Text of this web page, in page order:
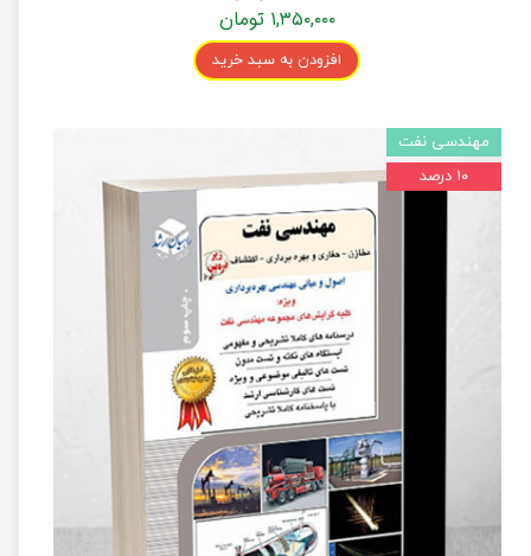
۱,۳۵۰,۰۰۰ تومان
افزودن به سبد خرید
مهندسی نفت
۱۰ درصد